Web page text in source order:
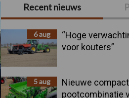
Recent nieuws
6 aug
“Hoge
voor kouters”
5 aug
Nieuwe
pootcombinatie